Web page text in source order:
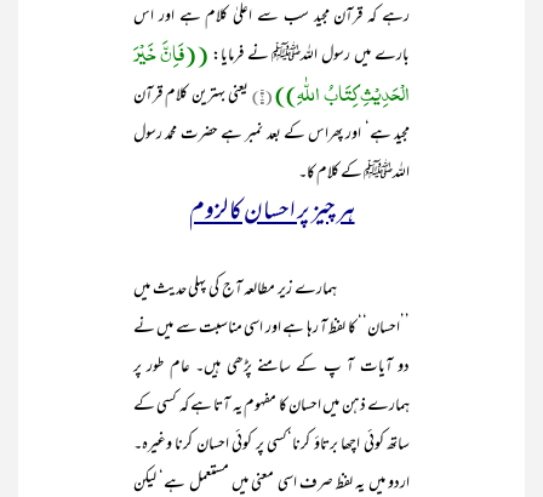
رہے کہ قرآن مجید سب سے اعلیٰ کلام ہے اور اس
بارے میں رسول اللہﷺ نے فرمایا:((فَاِنَّ خَیْرَ
الْحَدِیْثِ کِتَابُ اللّٰہِ))(۲) یعنی بہترین کلام قرآن
مجید ہے‘ اور پھراس کے بعد نمبر ہے حضرت محمد رسول
اللہﷺ کے کلام کا۔
ہر چیز پر احسان کا لزوم
ہمارے زیر مطالعہ آج کی پہلی حدیث میں
’’احسان‘‘ کا لفظ آ رہا ہے اور اسی مناسبت سے میں نے
دو آیات آ پ کے سامنے پڑھی ہیں۔ عام طور پر
ہمارے ذہن میں احسان کا مفہوم یہ آتا ہے کہ کسی کے
ساتھ کوئی اچھا برتاؤ کرنا‘کسی پر کوئی احسان کرنا وغیرہ۔
اردو میں یہ لفظ صرف اسی معنی میں مستعمل ہے‘ لیکن